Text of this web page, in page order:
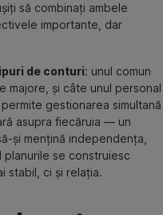
să combinați ambele
importante, dar
de conturi: unul comun
majore, și câte unul personal
gestionarea simultană
asupra fiecăruia — un
și mențină independența,
planurile se construiesc
stabil, ci și relația.